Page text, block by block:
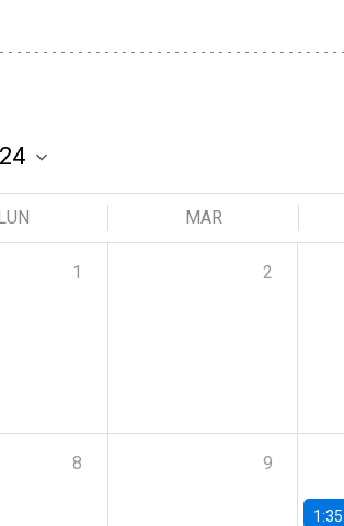
LUN MAR
1 2
8 9